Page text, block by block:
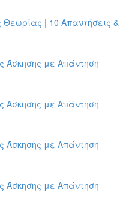
Θεωρίας | 10 Απαντήσεις &
Άσκησης με Απάντηση
Άσκησης με Απάντηση
Άσκησης με Απάντηση
Άσκησης με Απάντηση